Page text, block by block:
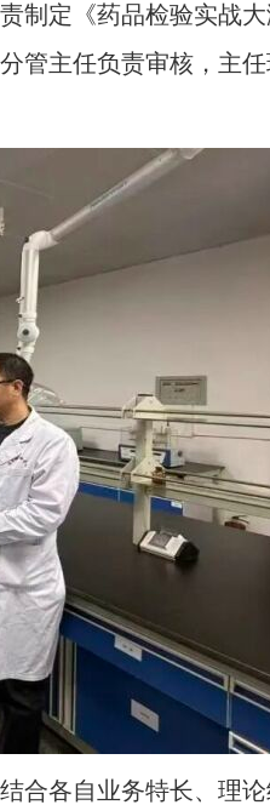
制定《药品检验实战
管主任负责审核，主
合各自业务特长、理